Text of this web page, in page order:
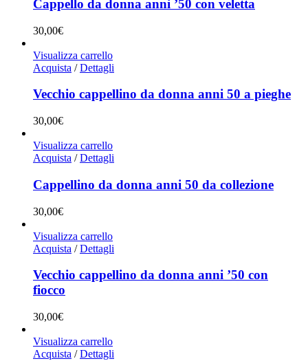
Cappello da donna anni ’50 con veletta
30,00€
Visualizza carrello
Acquista / Dettagli
Vecchio cappellino da donna anni 50 a pieghe
30,00€
Visualizza carrello
Acquista / Dettagli
Cappellino da donna anni 50 da collezione
30,00€
Visualizza carrello
Acquista / Dettagli
Vecchio cappellino da donna anni ’50 con
fiocco
30,00€
Visualizza carrello
Acquista / Dettagli